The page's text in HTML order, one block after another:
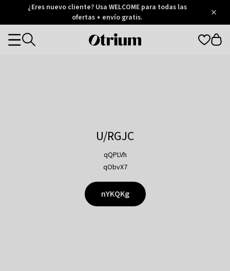
Otrium
Trustpilot
¿Eres nuevo cliente? Usa WELCOME para todas las
ofertas + envío gratis.
Otrium
Categories
U/RGJC
qQPLVh
qObvX7
nYKQKg